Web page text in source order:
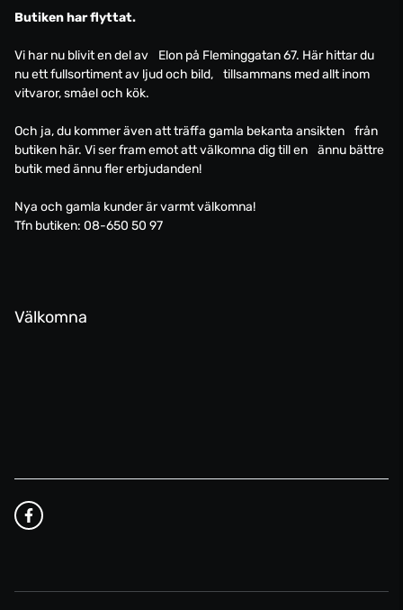
Butiken har flyttat.
Vi har nu blivit en del av Elon på Fleminggatan 67. Här hittar du
nu ett fullsortiment av ljud och bild, tillsammans med allt inom
vitvaror, småel och kök.
Och ja, du kommer även att träffa gamla bekanta ansikten från
butiken här. Vi ser fram emot att välkomna dig till en ännu bättre
butik med ännu fler erbjudanden!
Nya och gamla kunder är varmt välkomna!
Tfn butiken: 08-650 50 97
Välkomna